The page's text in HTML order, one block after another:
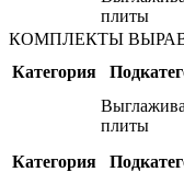
плиты
КОМПЛЕКТЫ
Категория
плиты
Категория